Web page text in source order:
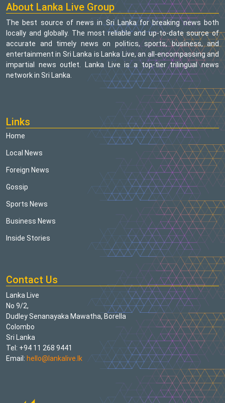
About Lanka Live Group
The best source of news in Sri Lanka for breaking news both
locally and globally. The most reliable and up-to-date source of
accurate and timely news on politics, sports, business, and
entertainment in Sri Lanka is Lanka Live, an all-encompassing and
impartial news outlet. Lanka Live is a top-tier trilingual news
network in Sri Lanka.
Links
Home
Local News
Foreign News
Gossip
Sports News
Business News
Inside Stories
Contact Us
Lanka Live
No 9/2,
Dudley Senanayaka Mawatha, Borella
Colombo
Sri Lanka
Tel: +94 11 268 9441
Email: hello@lankalive.lk